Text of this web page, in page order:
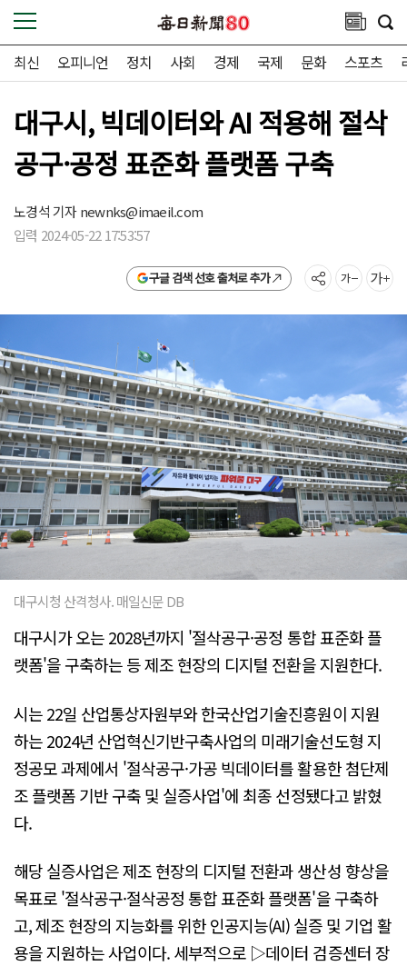
최신 오피니언 정치 사회 경제 국제 문화 스포츠
대구시, 빅데이터와 AI 적용해 절삭
공구·공정 표준화 플랫폼 구축
노경석 기자newnks@imaeil.com
입력 2024-05-22 17:53:57
구글 검색 선호 출처로 추가
대구시청 산격청사. 매일신문 DB
대구시가 오는 2028년까지 '절삭공구·공정 통합 표준화 플
랫폼'을 구축하는 등 제조 현장의 디지털 전환을 지원한다.
시는 22일 산업통상자원부와 한국산업기술진흥원이 지원
하는 2024년 산업혁신기반구축사업의 미래기술선도형 지
정공모 과제에서 '절삭공구·가공 빅데이터를 활용한 첨단제
조 플랫폼 기반 구축 및 실증사업'에 최종 선정됐다고 밝혔
다.
해당 실증사업은 제조 현장의 디지털 전환과 생산성 향상을
목표로 '절삭공구·절삭공정 통합 표준화 플랫폼'을 구축하
고, 제조 현장의 지능화를 위한 인공지능(AI) 실증 및 기업 활
용을 지원하는 사업이다. 세부적으로 ▷데이터 검증센터 장